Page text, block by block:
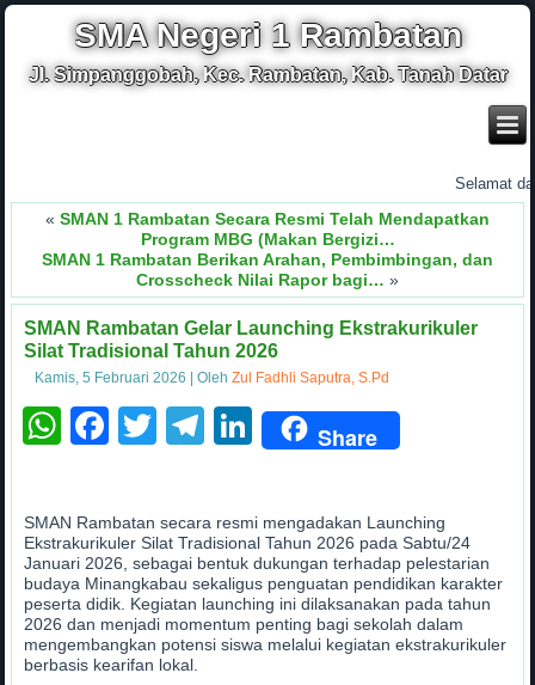
SMA Negeri 1 Rambatan
Jl. Simpanggobah, Kec. Rambatan, Kab. Tanah Datar
Selamat
« SMAN 1 Rambatan Secara Resmi Telah Mendapatkan
Program MBG (Makan Bergizi…
SMAN 1 Rambatan Berikan Arahan, Pembimbingan, dan
Crosscheck Nilai Rapor bagi… »
SMAN Rambatan Gelar Launching Ekstrakurikuler
Silat Tradisional Tahun 2026
Kamis, 5 Februari 2026 |Oleh Zul Fadhli Saputra, S.Pd
WhatsApp
Facebook
Twitter
Telegram
LinkedIn
Share
SMAN Rambatan secara resmi mengadakan Launching
Ekstrakurikuler Silat Tradisional Tahun 2026 pada Sabtu/24
Januari 2026, sebagai bentuk dukungan terhadap pelestarian
budaya Minangkabau sekaligus penguatan pendidikan karakter
peserta didik. Kegiatan launching ini dilaksanakan pada tahun
2026 dan menjadi momentum penting bagi sekolah dalam
mengembangkan potensi siswa melalui kegiatan ekstrakurikuler
berbasis kearifan lokal.